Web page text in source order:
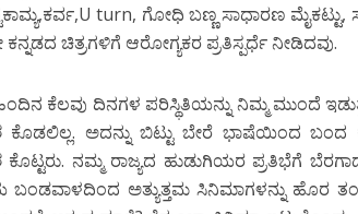
turn, ಗೋಧಿ ಬಣ್ಣ ಸಾಧಾರಣ ಮೈಕಟ್ಟು,
ಕನ್ನಡದ ಚಿತ್ರಗಳಿಗೆ ಆರೋಗ್ಯಕರ ಪ್ರತಿಸ್ಪರ್ಧೆ ನೀಡಿದವು.
ಕೆಲವು ದಿನಗಳ ಪರಿಸ್ಥಿತಿಯನ್ನು ನಿಮ್ಮ ಮುಂದೆ
ಕೊಡಲಿಲ್ಲ. ಅದನ್ನು ಬಿಟ್ಟು ಬೇರೆ ಭಾಷೆಯಿಂದ
ಕೊಟ್ಟರು. ನಮ್ಮ ರಾಜ್ಯದ ಹುಡುಗಿಯರ ಪ್ರತಿಭೆಗೆ
ಅತ್ಯುತ್ತಮ ಸಿನಿಮಾಗಳನ್ನು ಹೊರ